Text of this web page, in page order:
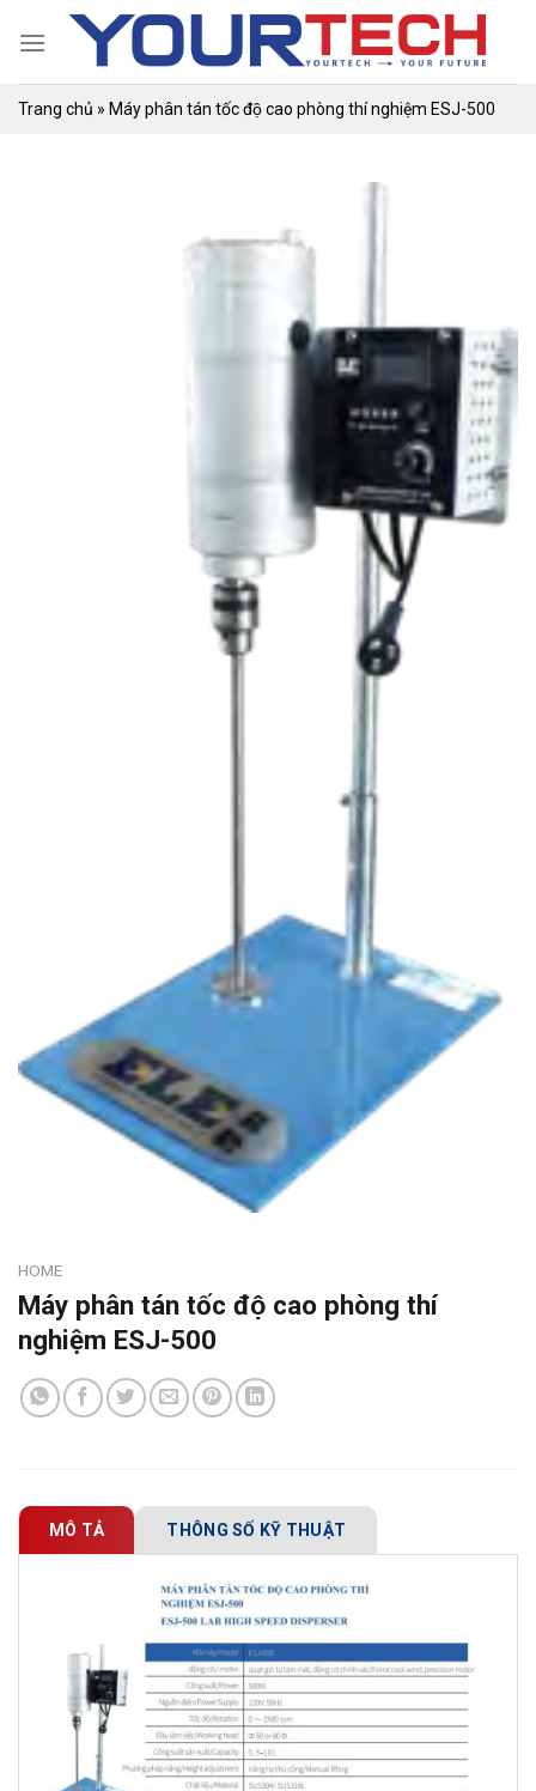
Trang chủ » Máy phân tán tốc độ cao phòng thí nghiệm ESJ-500
HOME
Máy phân tán tốc độ cao phòng thí
nghiệm ESJ-500
MÔ TẢ THÔNG SỐ KỸ THUẬT